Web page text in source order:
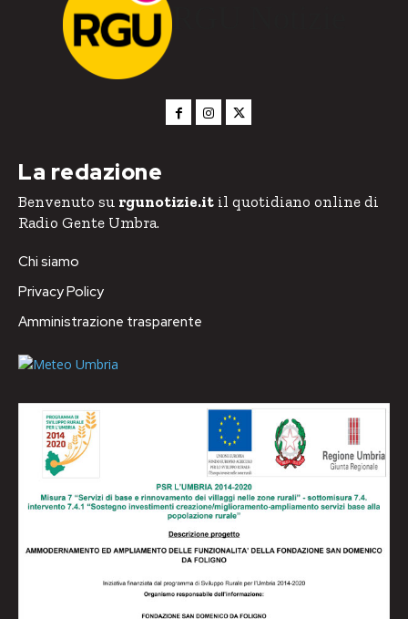
RGU Notizie
La redazione
Benvenuto su rgunotizie.it il quotidiano online di
Radio Gente Umbra.
Chi siamo
Privacy Policy
Amministrazione trasparente